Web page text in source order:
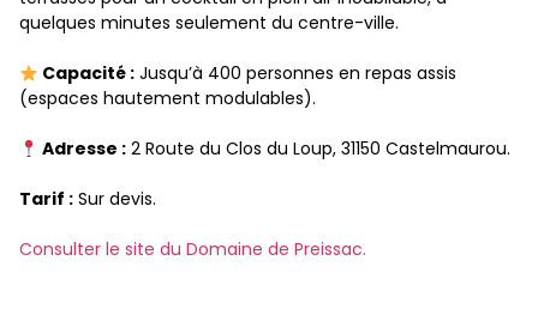
quelques minutes seulement du centre-ville.
Capacité :Jusqu’à 400 personnes en repas assis
(espaces hautement modulables).
Adresse :2 Route du Clos du Loup, 31150 Castelmaurou.
Tarif : Sur devis.
Consulter le site du Domaine de Preissac.